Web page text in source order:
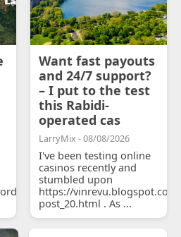
2026/07/11/courtois-
Want fast payouts
and 24/7 support?
– I put to the test
this Rabidi-
operated cas
LarryMix - 08/08/2026
I've been testing online
casinos recently and
stumbled upon
https://
post_20.html . As ...